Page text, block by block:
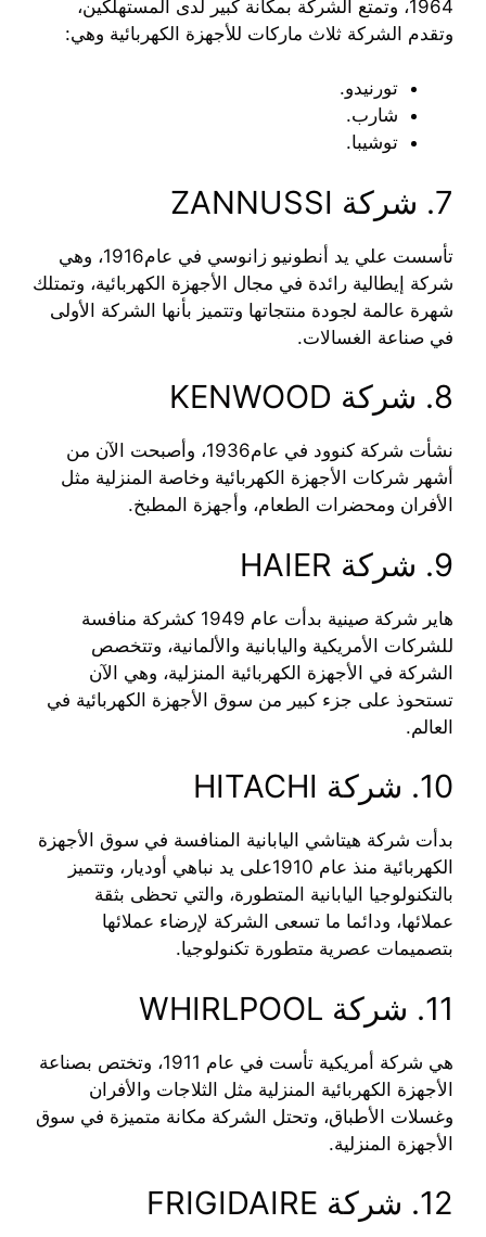
1964، وتمتع الشركة بمكانة كبير لدى المستهلكين،
وتقدم الشركة ثلاث ماركات للأجهزة الكهربائية وهي:
تورنيدو.
شارب.
توشيبا.
7. شركة ZANNUSSI
تأسست علي يد أنطونيو زانوسي في عام1916، وهي
شركة إيطالية رائدة في مجال الأجهزة الكهربائية، وتمتلك
شهرة عالمة لجودة منتجاتها وتتميز بأنها الشركة الأولى
في صناعة الغسالات.
8. شركة KENWOOD
نشأت شركة كنوود في عام1936، وأصبحت الآن من
أشهر شركات الأجهزة الكهربائية وخاصة المنزلية مثل
الأفران ومحضرات الطعام، وأجهزة المطبخ.
9. شركة HAIER
هاير شركة صينية بدأت عام 1949 كشركة منافسة
للشركات الأمريكية واليابانية والألمانية، وتتخصص
الشركة في الأجهزة الكهربائية المنزلية، وهي الآن
تستحوذ على جزء كبير من سوق الأجهزة الكهربائية في
العالم.
10. شركة HITACHI
بدأت شركة هيتاشي اليابانية المنافسة في سوق الأجهزة
الكهربائية منذ عام 1910على يد نباهي أوديار، وتتميز
بالتكنولوجيا اليابانية المتطورة، والتي تحظى بثقة
عملائها، ودائما ما تسعى الشركة لإرضاء عملائها
بتصميمات عصرية متطورة تكنولوجيا.
11. شركة WHIRLPOOL
هي شركة أمريكية تأست في عام 1911، وتختص بصناعة
الأجهزة الكهربائية المنزلية مثل الثلاجات والأفران
وغسلات الأطباق، وتحتل الشركة مكانة متميزة في سوق
الأجهزة المنزلية.
12. شركة FRIGIDAIRE